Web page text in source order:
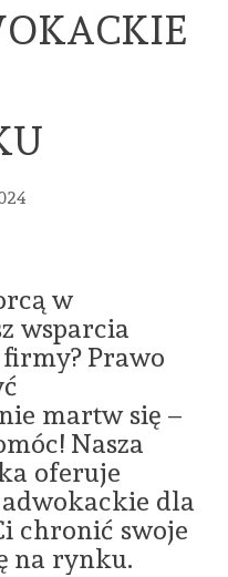
w
wsparcia
Prawo
martw się –
Nasza
oferuje
dla
chronić swoje
na rynku.